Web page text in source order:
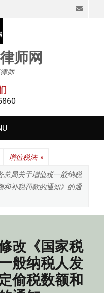
师网
师
增值税法 »
总局关于增值税一般纳税
和补税罚款的通知》的通
改《国家税
般纳税人发
偷税数额和